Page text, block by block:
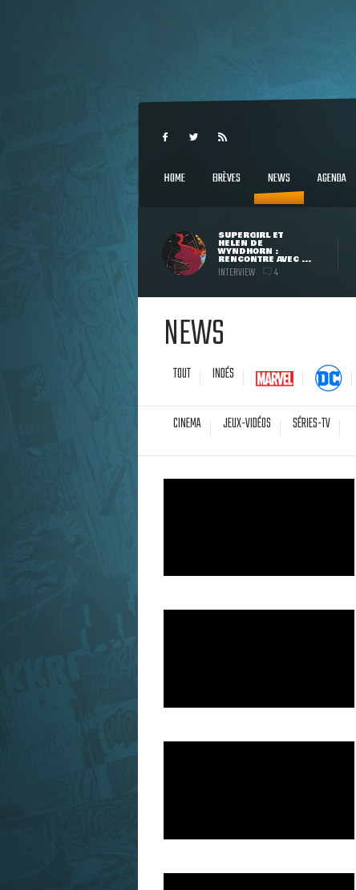
HOME BRÈVES NEWS AGENDA
SUPERGIRL ET
HELEN DE
WYNDHORN :
RENCONTRE AVEC ...
INTERVIEW 4
NEWS
TOUT INDÉS
CINEMA JEUX-VIDÉOS SÉRIES-TV